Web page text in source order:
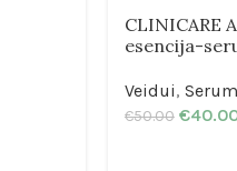
CLINICARE
esencija-
Veidui,
€50.00 €